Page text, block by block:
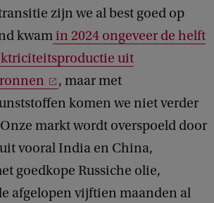
zijn we al best goed op
kwamin 2024 ongeveer de helft
uit
, maar met
komen we niet verder
markt wordt overspoeld door
vooral India en China,
goedkope Russiche olie,
afgelopen vijftien maanden al